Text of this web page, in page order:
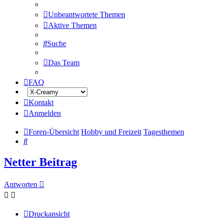
Unbeantwortete Themen
Aktive Themen
Suche
Das Team
FAQ
Kontakt
Anmelden
Foren-Übersicht Hobby und Freizeit Tagesthemen
Suche
Netter Beitrag
Antworten
Druckansicht